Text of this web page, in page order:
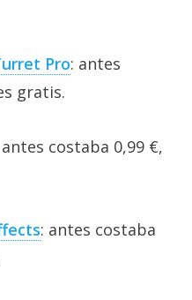
Pro: antes
gratis.
antes costaba 0,99 €,
: antes costaba